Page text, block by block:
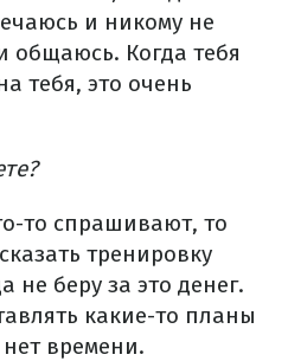
и никому не
общаюсь. Когда тебя
тебя, это очень
то спрашивают, то
тренировку
не беру за это денег.
какие-то планы
времени.